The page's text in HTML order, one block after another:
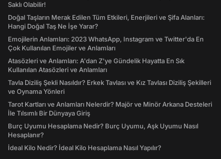
Saklı Olabilir!
Doğal Taşların Merak Edilen Tüm Etkileri, Enerjileri ve Şifa Alanları:
Hangi Doğal Taş Ne İşe Yarar?
Emojilerin Anlamları: 2023 WhatsApp, Instagram ve Twitter'da En
Çok Kullanılan Emojiler ve Anlamları
Atasözleri ve Anlamları: A'dan Z'ye Gündelik Hayatta En Sık
Kullanılan Atasözleri ve Anlamları
Tavla Diziliş Şekli Nasıldır? Erkek Tavlası ve Kız Tavlası Diziliş Şekilleri
ve Oynama Yönleri
Tarot Kartları ve Anlamları Nelerdir? Majör ve Minör Arkana Desteleri
İle Tılsımlı Bir Dünyaya Giriş
Burç Uyumu Hesaplama Nedir? Burç Uyumu, Aşk Uyumu Nasıl
Hesaplanır?
İdeal Kilo Nedir? İdeal Kilo Hesaplama Nasıl Yapılır?